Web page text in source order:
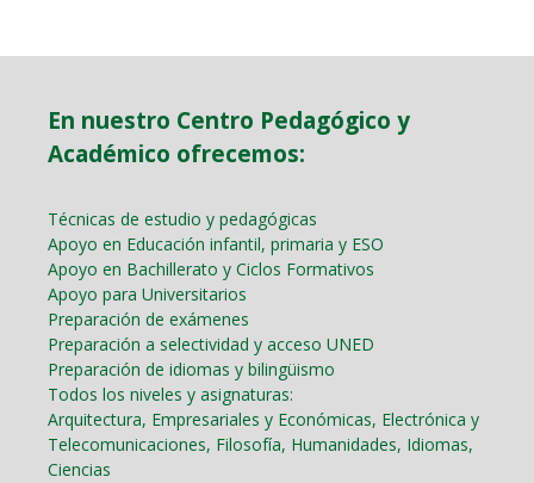
En nuestro Centro Pedagógico y
Académico ofrecemos:
Técnicas de estudio y pedagógicas
Apoyo en Educación infantil, primaria y ESO
Apoyo en Bachillerato y Ciclos Formativos
Apoyo para Universitarios
Preparación de exámenes
Preparación a selectividad y acceso UNED
Preparación de idiomas y bilingüismo
Todos los niveles y asignaturas:
Arquitectura, Empresariales y Económicas, Electrónica y
Telecomunicaciones, Filosofía, Humanidades, Idiomas,
Ciencias